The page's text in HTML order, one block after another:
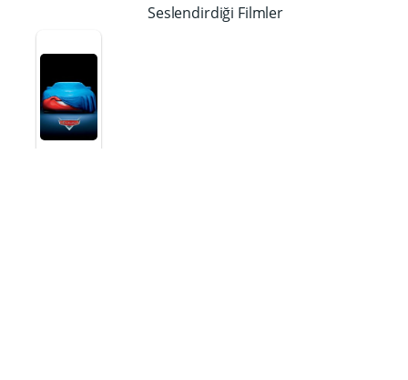
Seslendirdiği Filmler